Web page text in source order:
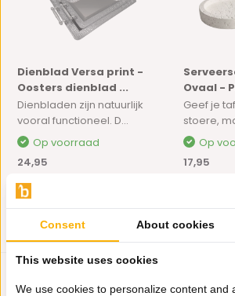
Dienblad Versa print -
Oosters dienblad ...
Dienbladen zijn natuurlijk
vooral functioneel. D...
Op voorraad
24,95
Ovaal -
Geef je
stoere,
Op
17,95
Consent About cookies
This website uses cookies
We use cookies to personalize content and